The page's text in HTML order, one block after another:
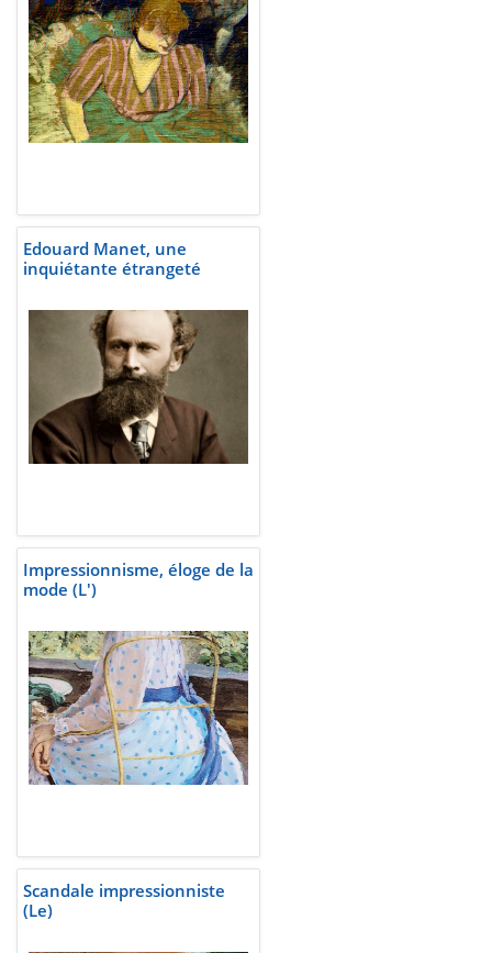
Edouard Manet, une
inquiétante étrangeté
Impressionnisme, éloge de la
mode (L')
Scandale impressionniste
(Le)